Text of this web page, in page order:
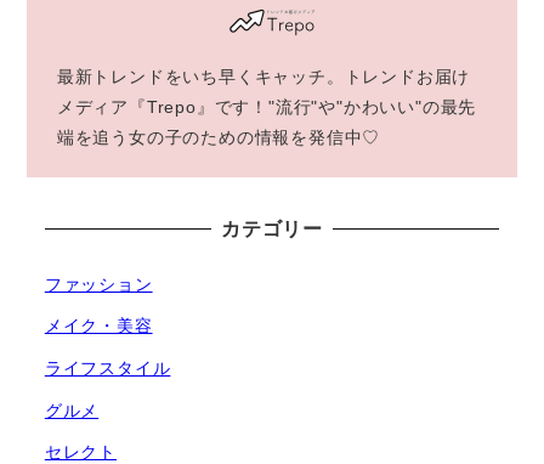
最新トレンドをいち早くキャッチ。トレンドお届け
メディア『Trepo』です！"流行"や"かわいい"の最先
端を追う女の子のための情報を発信中♡
カテゴリー
ファッション
メイク・美容
ライフスタイル
グルメ
セレクト